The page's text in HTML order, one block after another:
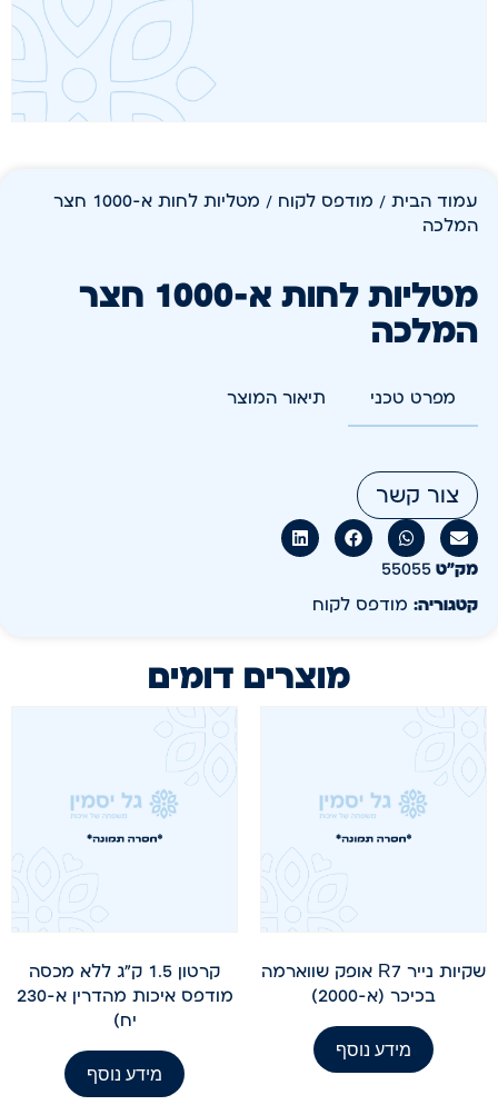
עמוד הבית / מודפס לקוח
/ מטליות לחות א-1000 חצר
המלכה
מטליות לחות א-1000 חצר
המלכה
מפרט טכני תיאור המוצר
צור קשר
מק״ט 55055
קטגוריה: מודפס לקוח
מוצרים דומים
שקיות נייר R7 אופק שווארמה
בכיכר (א-2000)
מידע נוסף
קרטון 1.5 ק"ג ללא מכסה
מודפס איכות מהדרין א-230
יח)
מידע נוסף